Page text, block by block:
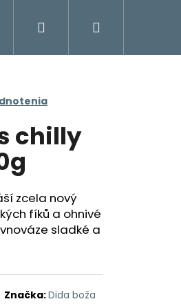
Potraviny
Prihlásenie
chilly
zcela nový
fíků a ohnivé
sladké a
Značka:Dida boža